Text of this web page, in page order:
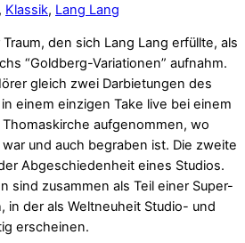
, Klassik, Lang Lang
den sich Lang Lang erfüllte, als
“Goldberg-Variationen” aufnahm.
gleich zwei Darbietungen des
einem einzigen Take live bei einem
aufgenommen, wo
und auch begraben ist. Die zweite
Abgeschiedenheit eines Studios.
sind zusammen als Teil einer Super-
in der als Weltneuheit Studio- und
erscheinen.